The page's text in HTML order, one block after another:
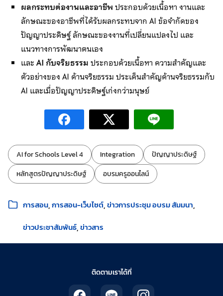
ผลกระทบต่องานและอาชีพประกอบด้วยเนื้อหา งานและ
ลักษณะของอาชีพที่ได้รับผลกระทบจาก AI ข้อจำกัดของ
ปัญญาประดิษฐ์ ลักษณะของงานที่เปลี่ยนแปลงไป และ
แนวทางการพัฒนาตนเอง
และAI กับจริยธรรมประกอบด้วยเนื้อหา ความสำคัญและ
ตัวอย่างของ AI ด้านจริยธรรม ประเด็นสำคัญด้านจริยธรรมกับ
AI และเมื่อปัญญาประดิษฐ์เก่งกว่ามนุษย์
ป้ายกำกับ:
AI for Schools Level 4 Integration
ปัญญาประดิษฐ์
หลักสูตรปัญญาประดิษฐ์
อบรมครูออนไลน์
หมวดหมู่:
การสอน การสอน-เว็บไซต์ ข่าวการประชุม อบรม สัมมนา
ข่าวประชาสัมพันธ์ ข่าวสาร
ติดตามเราได้ที่